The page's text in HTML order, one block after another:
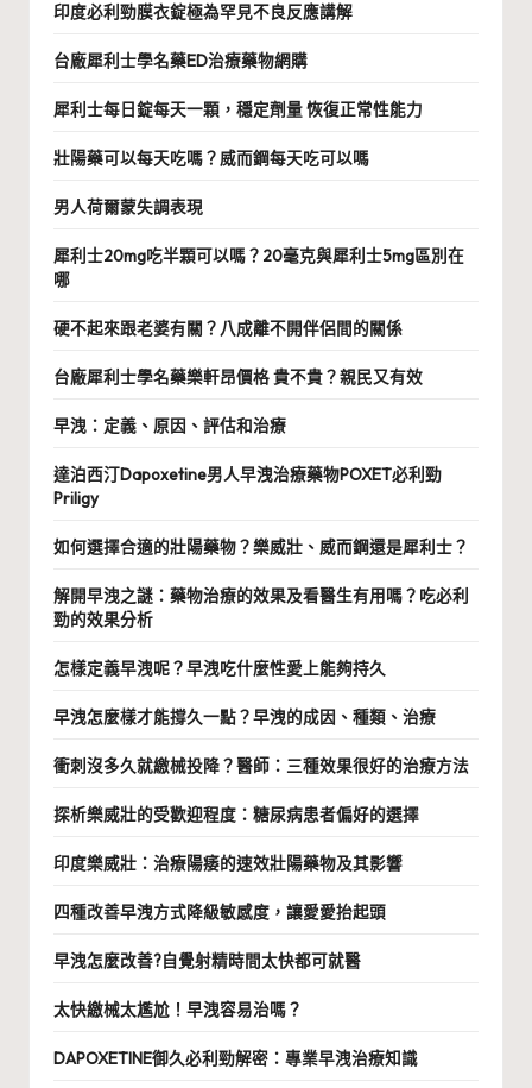
印度必利勁膜衣錠極為罕見不良反應講解
台廠犀利士學名藥ED治療藥物網購
犀利士每日錠每天一顆，穩定劑量 恢復正常性能力
壯陽藥可以每天吃嗎？威而鋼每天吃可以嗎
男人荷爾蒙失調表現
犀利士20mg吃半顆可以嗎？20毫克與犀利士5mg區別在
哪
硬不起來跟老婆有關？八成離不開伴侶間的關係
台廠犀利士學名藥樂軒昂價格 貴不貴？親民又有效
早洩：定義、原因、評估和治療
達泊西汀Dapoxetine男人早洩治療藥物POXET必利勁
Priligy
如何選擇合適的壯陽藥物？樂威壯、威而鋼還是犀利士？
解開早洩之謎：藥物治療的效果及看醫生有用嗎？吃必利
勁的效果分析
怎樣定義早洩呢？早洩吃什麼性愛上能夠持久
早洩怎麼樣才能撐久一點？早洩的成因、種類、治療
衝刺沒多久就繳械投降？醫師：三種效果很好的治療方法
探析樂威壯的受歡迎程度：糖尿病患者偏好的選擇
印度樂威壯：治療陽痿的速效壯陽藥物及其影響
四種改善早洩方式降級敏感度，讓愛愛抬起頭
早洩怎麼改善?自覺射精時間太快都可就醫
太快繳械太尷尬！早洩容易治嗎？
DAPOXETINE御久必利勁解密：專業早洩治療知識